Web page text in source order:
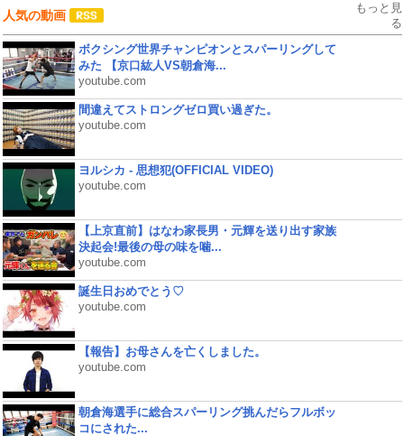
人気の動画
もっと見
る
ボクシング世界チャンピオンとスパーリングして
みた 【京口紘人VS朝倉海...
youtube.com
間違えてストロングゼロ買い過ぎた。
youtube.com
ヨルシカ - 思想犯(OFFICIAL VIDEO)
youtube.com
【上京直前】はなわ家長男・元輝を送り出す家族
決起会!最後の母の味を噛...
youtube.com
誕生日おめでとう♡
youtube.com
【報告】お母さんを亡くしました。
youtube.com
朝倉海選手に総合スパーリング挑んだらフルボッ
コにされた...